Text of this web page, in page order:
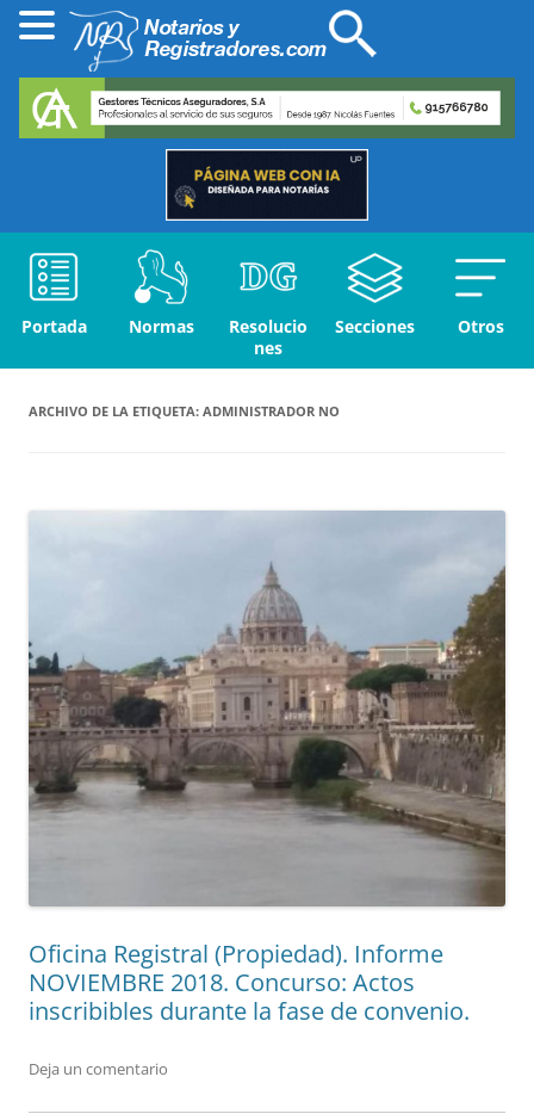
Portada Normas
Resolucio
nes
Secciones Otros
ARCHIVO DE LA ETIQUETA: ADMINISTRADOR NO
Oficina Registral (Propiedad). Informe
NOVIEMBRE 2018. Concurso: Actos
inscribibles durante la fase de convenio.
Deja un comentario